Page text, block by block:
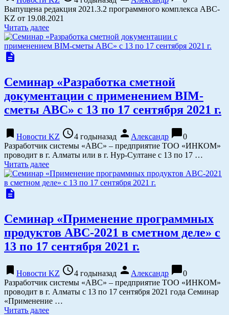
Выпущена редакция 2021.3.2 программного комплекса АВС-
KZ от 19.08.2021
Читать далее
description
Семинар «Разработка сметной
документации с применением BIM-
сметы АВС» с 13 по 17 сентября 2021 г.
bookmark Новости KZ access_time4 годыназад person Александр chat_bubble0
Разработчик системы «АВС» – предприятие ТОО «ИНКОМ»
проводит в г. Алматы или в г. Нур-Султане с 13 по 17 …
Читать далее
description
Семинар «Применение программных
продуктов АВС-2021 в сметном деле» с
13 по 17 сентября 2021 г.
bookmark Новости KZ access_time4 годыназад person Александр chat_bubble0
Разработчик системы «АВС» – предприятие ТОО «ИНКОМ»
проводит в г. Алматы с 13 по 17 сентября 2021 года Семинар
«Применение …
Читать далее